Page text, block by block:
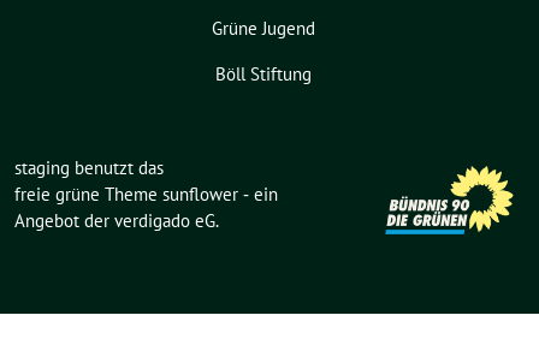
Grüne Jugend
Böll Stiftung
staging benutzt das
freie grüne Theme sunflower ‐ ein
Angebot der verdigado eG.